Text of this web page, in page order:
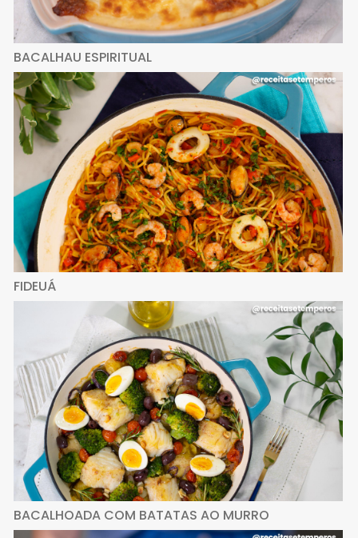
BACALHAU ESPIRITUAL
FIDEUÁ
BACALHOADA COM BATATAS AO MURRO